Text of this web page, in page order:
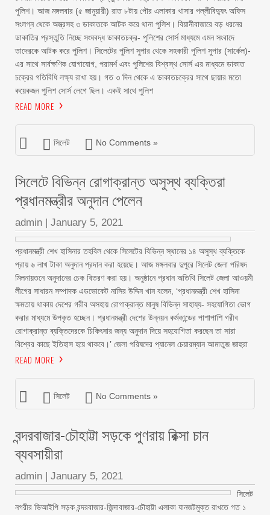
পুলিশ। আজ মঙ্গলবার (৫ জানুয়ারী) রাত ৮টায় পৌর এলাকার খাসার পল্লীবিদ্যুৎ অফিস
সংলগ্ন থেকে অস্ত্রসহ ৩ ডাকাতকে আটক করে থানা পুলিশ। বিয়ানীবাজারে বড় ধরনের
ডাকাতির প্রস্তুতি নিচ্ছে সংঘবদ্ধ ডাকাতচক্র- পুলিশের সোর্স মাধ্যমে এমন সংবাদে
তাদেরকে আটক করে পুলিশ। সিলেটের পুলিশ সুপার থেকে সহকারী পুলিশ সুপার (সার্কেল)-
এর সাথে সার্বক্ষণিক যোগাযোগ, পরামর্শ এবং পুলিশের বিশ্বস্থ সোর্স এর মাধ্যমে ডাকাত
চক্রের গতিবিধি লক্ষ্য রাখা হয়। গত ৩ দিন থেকে এ ডাকাতচক্রের সাথে ছায়ার মতো
কয়েকজন পুলিশ সোর্স লেগে ছিল। একই সাথে পুলিশ
READ MORE
সিলেট No Comments »
সিলেটে বিভিন্ন রোগাক্রান্ত অসুস্থ ব্যক্তিরা
প্রধানমন্ত্রীর অনুদান পেলেন
admin | January 5, 2021
প্রধানমন্ত্রী শেখ হাসিনার তহবিল থেকে সিলেটের বিভিন্ন স্থানের ১৪ অসুস্থ ব্যক্তিকে
প্রায় ৬ লাখ টাকা অনুদান প্রদান করা হয়েছে। আজ মঙ্গলবার দুপুরে সিলেট জেলা পরিষদ
মিলনায়তনে অনুদানের চেক বিতরণ করা হয়। অনুষ্ঠানে প্রধান অতিথি সিলেট জেলা আওয়মী
লীগের সাধারন সম্পাদক এডভোকেট নাসির উদ্দিন খান বলেন, ‘প্রধানমন্ত্রী শেখ হাসিনা
ক্ষমতায় থাকায় দেশের গরীব অসহায় রোগাক্রান্ত মানুষ বিভিন্ন সাহায্য- সহযোগিতা ভোগ
করার মাধ্যমে উপকৃত হচ্ছেন। প্রধানমন্ত্রী দেশের উন্নয়ন কর্মকান্ডের পাশাপাশি গরীব
রোগাক্রান্ত ব্যক্তিদেরকে চিকিৎসার জন্য অনুদান দিয়ে সহযোগিতা করছেন তা সারা
বিশ্বের কাছে ইতিহাস হয়ে থাকবে।’ জেলা পরিষদের প্যানেল চেয়ারম্যান আমাতুজ জাহুরা
READ MORE
সিলেট No Comments »
বন্দরবাজার-চৌহাট্টা সড়কে পুণরায় রিক্সা চান
ব্যবসায়ীরা
admin | January 5, 2021
সিলেট
নগরীর ভিআইপি সড়ক বন্দরবাজার-জিন্দাবাজার-চৌহাট্টা এলাকা যানজটমুক্ত রাখতে গত ১